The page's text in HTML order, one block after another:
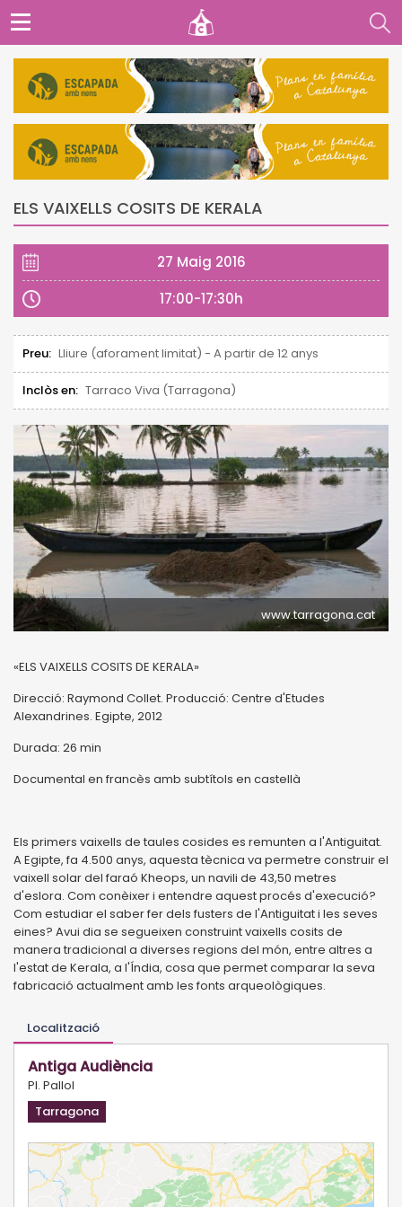
ELS VAIXELLS COSITS DE KERALA
27 Maig 2016
17:00-17:30h
Preu: Lliure (aforament limitat) - A partir de 12 anys
Inclòs en: Tarraco Viva (Tarragona)
www.tarragona.cat
«ELS VAIXELLS COSITS DE KERALA»
Direcció: Raymond Collet. Producció: Centre d'Etudes
Alexandrines. Egipte, 2012
Durada: 26 min
Documental en francès amb subtítols en castellà
Els primers vaixells de taules cosides es remunten a l'Antiguitat.
A Egipte, fa 4.500 anys, aquesta tècnica va permetre construir el
vaixell solar del faraó Kheops, un navili de 43,50 metres
d'eslora. Com conèixer i entendre aquest procés d'execució?
Com estudiar el saber fer dels fusters de l'Antiguitat i les seves
eines? Avui dia se segueixen construint vaixells cosits de
manera tradicional a diverses regions del món, entre altres a
l'estat de Kerala, a l'Índia, cosa que permet comparar la seva
fabricació actualment amb les fonts arqueològiques.
Localització
Antiga Audiència
Pl. Pallol
Tarragona